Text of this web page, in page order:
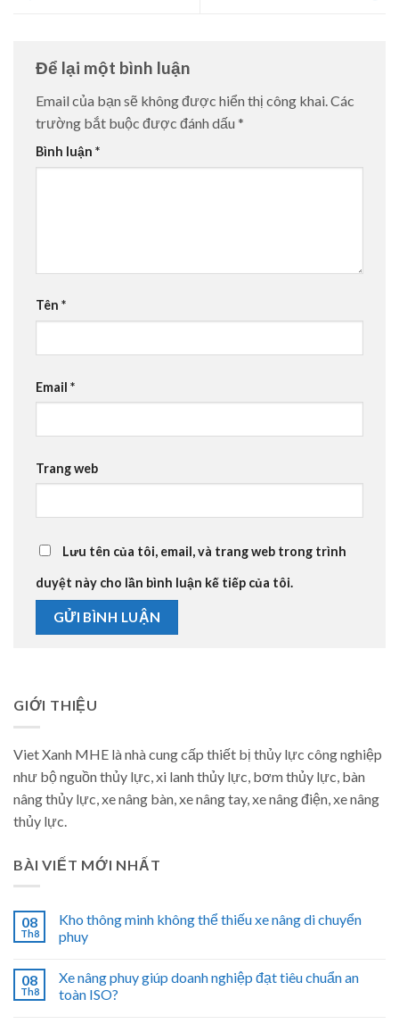
Để lại một bình luận
Email của bạn sẽ không được hiển thị công khai.Các
trường bắt buộc được đánh dấu *
Bình luận *
Tên *
Email *
Trang web
Lưu tên của tôi, email, và trang web trong trình
duyệt này cho lần bình luận kế tiếp của tôi.
GIỚI THIỆU
Viet Xanh MHE là nhà cung cấp thiết bị thủy lực công nghiệp
như bộ nguồn thủy lực, xi lanh thủy lực, bơm thủy lực, bàn
nâng thủy lực, xe nâng bàn, xe nâng tay, xe nâng điện, xe nâng
thủy lực.
BÀI VIẾT MỚI NHẤT
08
Th8
Kho thông minh không thể thiếu xe nâng di chuyển
phuy
08
Th8
Xe nâng phuy giúp doanh nghiệp đạt tiêu chuẩn an
toàn ISO?